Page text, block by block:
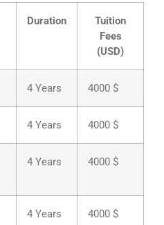
Duration
Tuition
Fees
(USD)
4 Years 4000 $
4 Years 4000 $
4 Years 4000 $
4 Years 4000 $